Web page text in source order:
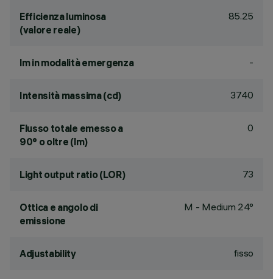
Efficienza luminosa
(valore reale)
85.25
lm in modalità emergenza -
Intensità massima (cd) 3740
Flusso totale emesso a
90° o oltre (lm)
0
Light output ratio (LOR) 73
Ottica e angolo di
emissione
M - Medium 24°
Adjustability fisso